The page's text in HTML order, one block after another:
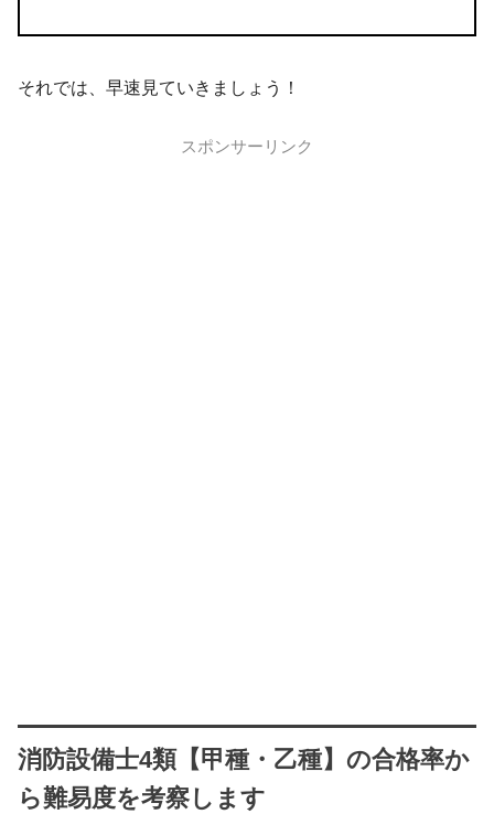
それでは、早速見ていきましょう！
スポンサーリンク
消防設備士4類【甲種・乙種】の合格率か
ら難易度を考察します